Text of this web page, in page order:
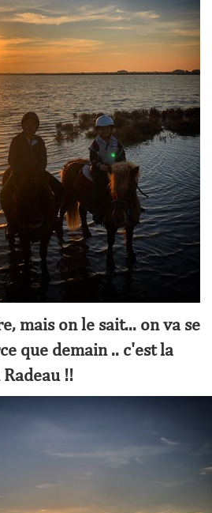
mais on le sait... on va se
que demain .. c'est la
!!